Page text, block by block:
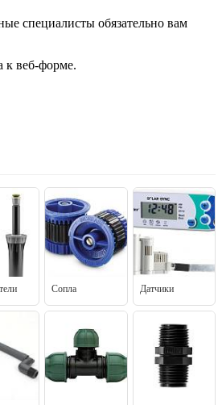
специалисты обязательно вам
к веб-форме.
Сопла Датчики